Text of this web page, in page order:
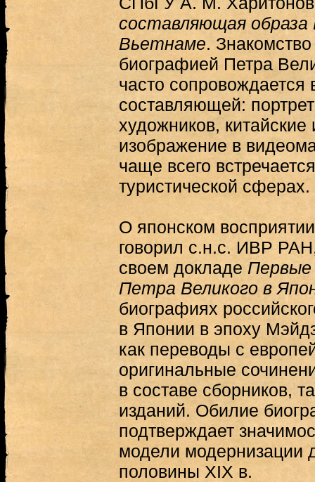
составляющая образа
Вьетнаме.
биографией Петра
часто сопровождается
составляющей:
художников,
изображение в
чаще всего
туристической сферах.
О японском
говорил с.н.с. ИВР
своем докладе Первые
Петра Великого в
биографиях
в Японии в эпоху
как переводы с
оригинальные
в составе сборников,
изданий. Обилие
подтверждает
модели модернизации
половины XIX в.